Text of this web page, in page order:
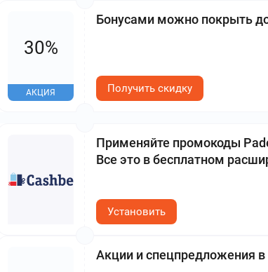
Бонусами можно покрыть до
30%
АКЦИЯ Получить скидку
Применяйте промокоды
Все это в бесплатном
Установить
Акции и спецпредложения